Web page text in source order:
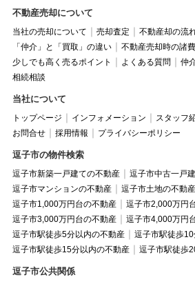
不動産売却について
当社の売却について 売却査定
不動産却の流
「仲介」と「買取」の違い
不動産売却時の諸
少しでも高く売るポイント
よくある質問
仲
相続相談
当社について
トップページ インフォメーション スタッフ
お問合せ
採用情報 プライバシーポリシー
逗子市の物件検索
逗子市新築一戸建ての不動産
逗子市中古一戸
逗子市マンションの不動産
逗子市土地の不動産
逗子市1,000万円台の不動産
逗子市2,000万円
逗子市3,000万円台の不動産
逗子市4,000万円
逗子市駅徒歩5分以内の不動産
逗子市駅徒歩
逗子市駅徒歩15分以内の不動産
逗子市駅徒歩
逗子市公共関係